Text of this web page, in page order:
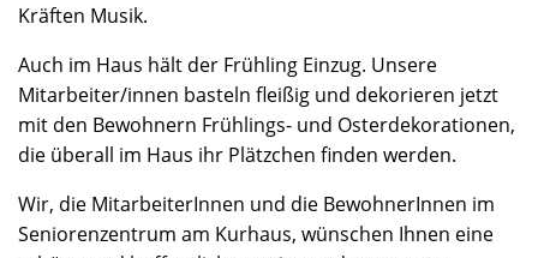
Kräften Musik.
Auch im Haus hält der Frühling Einzug. Unsere
Mitarbeiter/innen basteln fleißig und dekorieren jetzt
mit den Bewohnern Frühlings- und Osterdekorationen,
die überall im Haus ihr Plätzchen finden werden.
Wir, die MitarbeiterInnen und die BewohnerInnen im
Seniorenzentrum am Kurhaus, wünschen Ihnen eine